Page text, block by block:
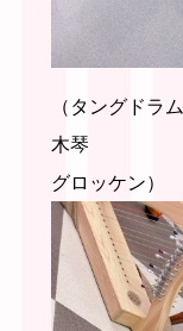
（タングドラム
木琴
グロッケン）